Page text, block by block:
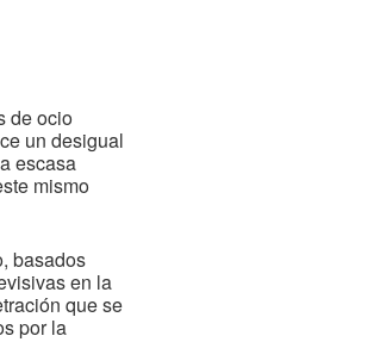
de ocio
un desigual
escasa
mismo
basados
en la
que se
por la